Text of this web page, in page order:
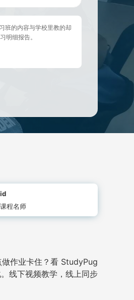
班的内容与学校里教的却
明细报告。
程名师
作业卡住？看 StudyPug
线下视频教学，线上同步